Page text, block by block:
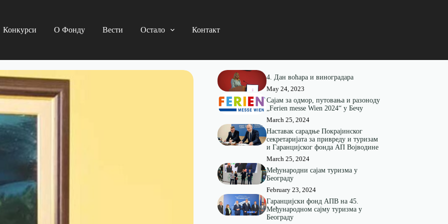
Конкурси О Фонду Вести Остало Контакт
4. Дан воћара и виноградара
May 24, 2023
Сајам за одмор, путовања и разоноду
„Ferien messe Wien 2024“ у Бечу
March 25, 2024
Наставак сарадње Покрајинског
секретаријата за привреду и туризам
и Гаранцијског фонда АП Војводине
March 25, 2024
Међународни сајам туризма у
Београду
February 23, 2024
Гаранцијски фонд АПВ на 45.
Међународном сајму туризма у
Београду